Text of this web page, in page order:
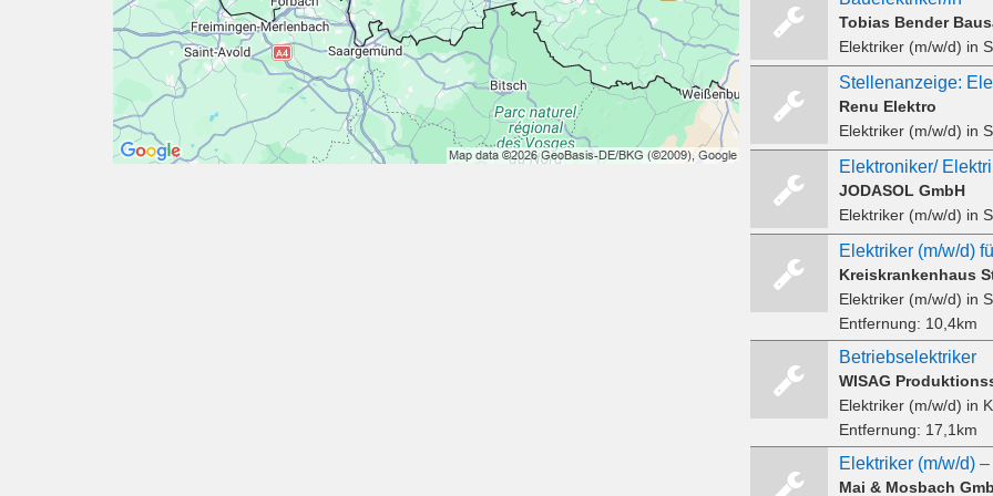
Tobias Bender
Elektriker (m/w/d) in
Renu Elektro
Elektriker (m/w/d) in
Elektroniker/
JODASOL GmbH
Elektriker (m/w/d) in
Elektriker (m/w/d)
Kreiskrankenhaus
Elektriker (m/w/d) in
Entfernung: 10,4km
Betriebselektriker
WISAG
Elektriker (m/w/d) in
Entfernung: 17,1km
Mai & Mosbach